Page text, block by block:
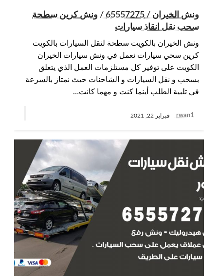
ونش الخيران / 65557275 / ونش كرين سطحة
سحب نقل انقاذ سيارات
ونش الخيران بالكويت سطحة لنقل السيارات بالكويت
كرين سحي سيارات نعمل في ونش سيارات الخيران
الكويت على توفير كل مستلزمات العمل الذي يتعلق
بسحب و نقل السيارات و الشاحنات حيث نمتاز بالسرعة
في تلبية الطلب أينما كنت و مهما كانت…
rwan1 فبراير 22, 2021